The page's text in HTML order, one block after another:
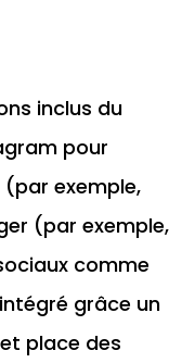
inclus du
pour
exemple,
(par exemple,
comme
grâce un
place des